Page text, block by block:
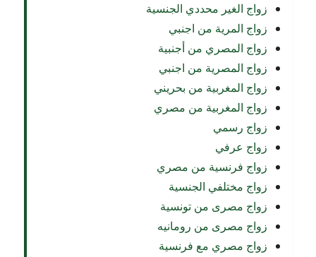
زواج الغير محددي الجنسية
زواج المرية من اجنبي
زواج المصري من أجنبية
زواج المصرية من اجنبي
زواج المغربية من بحريني
زواج المغربية من مصري
زواج رسمي
زواج عرفي
زواج فرنسية من مصري
زواج مختلفي الجنسية
زواج مصرى من تونسية
زواج مصرى من رومانيه
زواج مصري مع فرنسية